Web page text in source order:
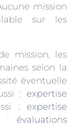
mission
sur les
mission, les
selon la
éventuelle
: expertise
: expertise
:évaluations